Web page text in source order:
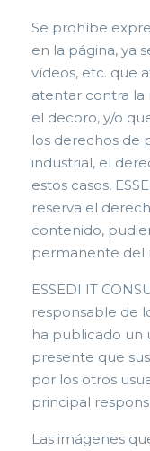
Se prohíbe
en la página, ya
vídeos, etc. que
atentar contra la
el decoro, y/o
los derechos de
industrial, el
estos casos,
reserva el
contenido,
permanente del
ESSEDI IT
responsable de
ha publicado un
presente que
por los otros
principal
Las imágenes